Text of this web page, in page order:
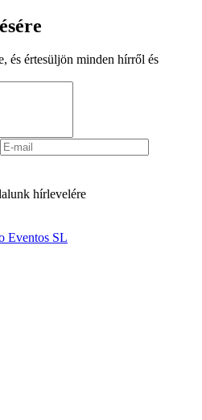
és értesüljön minden hírről és
hírlevelére